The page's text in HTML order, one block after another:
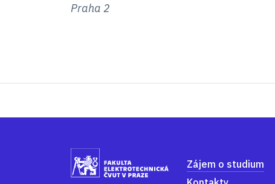
Praha 2
Zájem o studium